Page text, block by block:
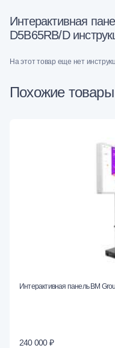
Интерактивная
D5B65RB/D
На этот товар еще нет
Похожие товары
Интерактивная панель BM
240 000 ₽